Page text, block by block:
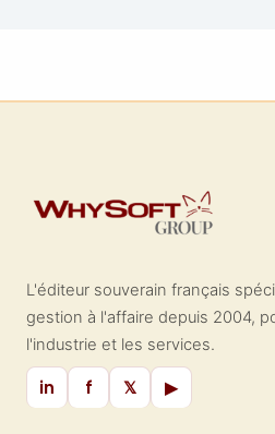
L'éditeur souverain français
gestion à l'affaire depuis 2004,
l'industrie et les services.
in f 𝕏 ▶